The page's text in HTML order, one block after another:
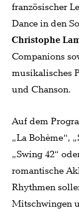
französischer
Dance in den
Christophe
Companions
musikalisches
und Chanson.
Auf dem
„La Bohème“,
„Swing 42“
romantische
Rhythmen
Mitschwingen